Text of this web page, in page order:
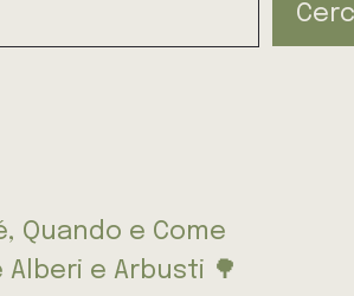
Quando e Come
Alberi e Arbusti 🌳